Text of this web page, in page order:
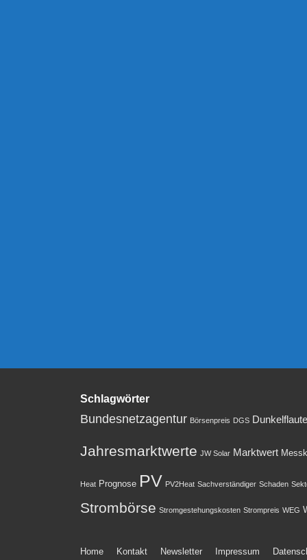
Schlagwörter
Bundesnetzagentur Börsenpreis DGS
Jahresmarktwerte JW Solar Marktwert
Heat Prognose PV PV2Heat Sachverständiger Schaden
Strombörse Stromgestehungskosten Strompreis WEG
Footer-
Home Kontakt Newsletter Impressum